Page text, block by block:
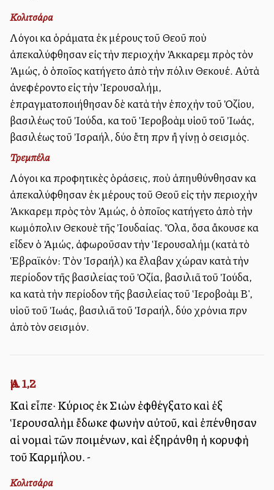
Κολιτσάρα
Λόγοι καὶ ὁράματα ἐκ μέρους τοῦ Θεοῦ ποὺ
ἀπεκαλύφθησαν εἰς τὴν περιοχὴν Ἀκκαρεὶμ πρὸς τὸν
Ἀμώς, ὁ ὁποῖος κατήγετο ἀπὸ τὴν πόλιν Θεκουέ. Αὐτὰ
ἀνεφέροντο εἰς τὴν Ἱερουσαλήμ,
ἐπραγματοποιήθησαν δὲ κατὰ τὴν ἐποχὴν τοῦ Ὀζίου,
βασιλέως τοῦ Ἰούδα, καὶ τοῦ Ἱεροβοὰμ υἱοῦ τοῦ Ἰωάς,
βασιλέως τοῦ Ἰσραήλ, δύο ἔτη πρὶν ἢ γίνῃ ὁ σεισμός.
Τρεμπέλα
Λόγοι καὶ προφητικὲς ὁράσεις, ποὺ ἀπηυθύνθησαν καὶ
ἀπεκαλύφθησαν ἐκ μέρους τοῦ Θεοῦ εἰς τὴν περιοχὴν
Ἀκκαρεὶμ πρὸς τὸν Ἀμώς, ὁ ὁποῖος κατήγετο ἀπὸ τὴν
κωμόπολιν Θεκουὲ τῆς Ἰουδαίας. Ὅλα, ὅσα ἄκουσε καὶ
εἶδεν ὁ Ἀμώς, ἀφωροῦσαν τὴν Ἱερουσαλήμ (κατὰ τὸ
Ἑβραϊκόν: Τὸν Ἰσραήλ) καὶ ἔλαβαν χώραν κατὰ τὴν
περίοδον τῆς βασιλείας τοῦ Ὀζία, βασιλιᾶ τοῦ Ἰούδα,
καὶ κατὰ τὴν περίοδον τῆς βασιλείας τοῦ Ἱεροβοὰμ Β',
υἱοῦ τοῦ Ἰωάς, βασιλιᾶ τοῦ Ἰσραήλ, δύο χρόνια πρὶν
ἀπὸ τὸν σεισμόν.
Ἀμ. 1,2
Καὶ εἶπε· Κύριος ἐκ Σιὼν ἐφθέγξατο καὶ ἐξ
Ἱερουσαλὴμ ἔδωκε φωνὴν αὐτοῦ, καὶ ἐπένθησαν
αἱ νομαὶ τῶν ποιμένων, καὶ ἐξηράνθη ἡ κορυφὴ
τοῦ Καρμήλου. -
Κολιτσάρα